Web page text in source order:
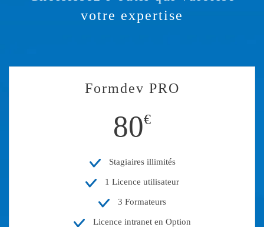
votre expertise
Formdev PRO
80€
Stagiaires illimités
1 Licence utilisateur
3 Formateurs
Licence intranet en Option